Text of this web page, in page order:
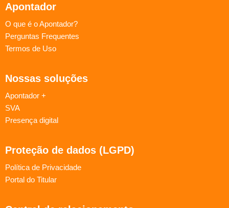
Apontador
O que é o Apontador?
Perguntas Frequentes
Termos de Uso
Nossas soluções
Apontador +
SVA
Presença digital
Proteção de dados (LGPD)
Política de Privacidade
Portal do Titular